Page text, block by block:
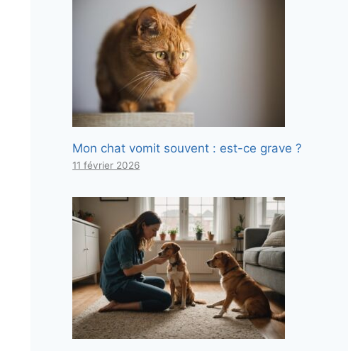
Mon chat vomit souvent : est-ce grave ?
11 février 2026